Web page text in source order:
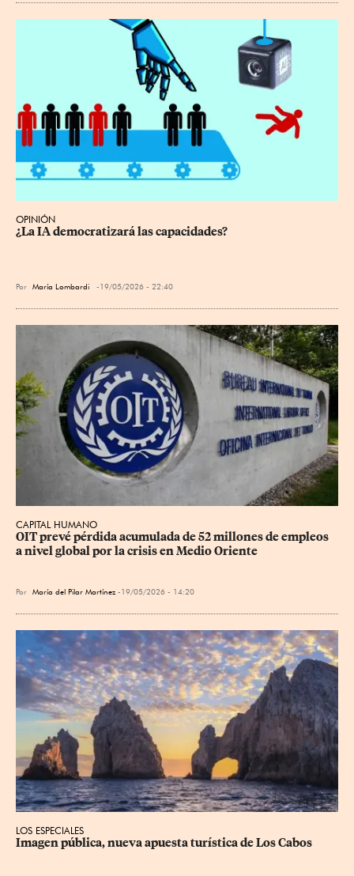
OPINIÓN
¿La IA democratizará las capacidades?
Por María Lombardi 19/05/2026 - 22:40
CAPITAL HUMANO
OIT prevé pérdida acumulada de 52 millones de empleos
a nivel global por la crisis en Medio Oriente
Por María del Pilar Martínez 19/05/2026 - 14:20
LOS ESPECIALES
Imagen pública, nueva apuesta turística de Los Cabos